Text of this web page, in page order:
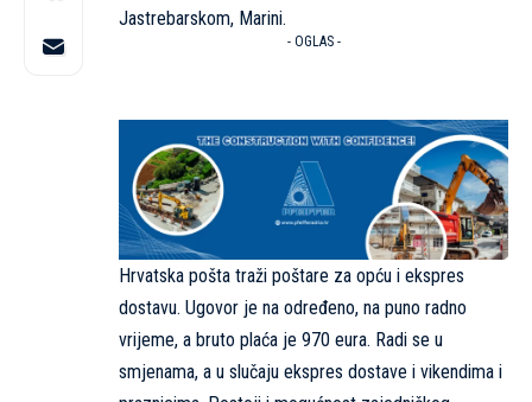
Jastrebarskom, Marini.
- OGLAS -
Hrvatska pošta traži poštare za opću i ekspres
dostavu. Ugovor je na određeno, na puno radno
vrijeme, a bruto plaća je 970 eura. Radi se u
smjenama, a u slučaju ekspres dostave i vikendima i